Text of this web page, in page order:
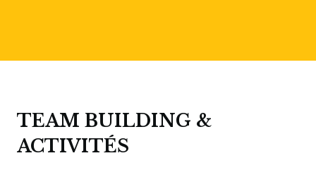
TEAM BUILDING &
ACTIVITÉS